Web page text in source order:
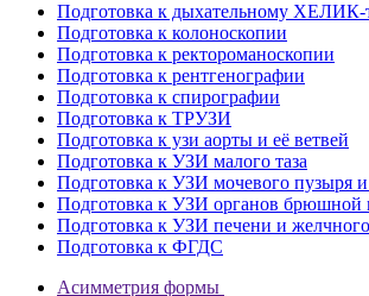
Подготовка к дыхательному ХЕЛИК-
Подготовка к колоноскопии
Подготовка к ректороманоскопии
Подготовка к рентгенографии
Подготовка к спирографии
Подготовка к ТРУЗИ
Подготовка к узи аорты и её ветвей
Подготовка к УЗИ малого таза
Подготовка к УЗИ мочевого пузыря
Подготовка к УЗИ органов брюшной
Подготовка к УЗИ печени и
Подготовка к ФГДС
Асимметрия формы